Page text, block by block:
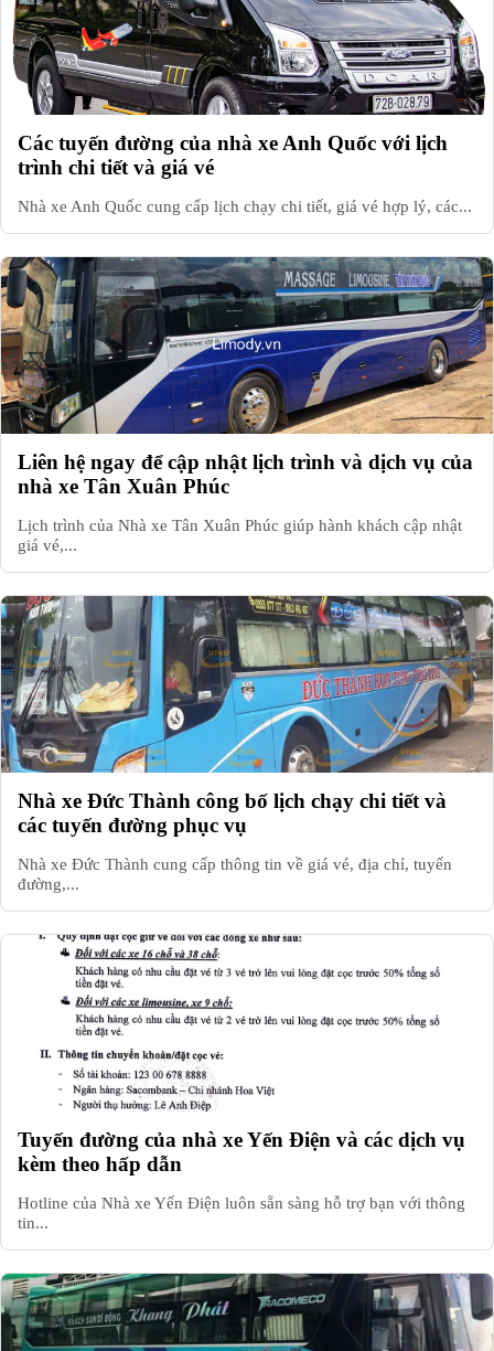
Các tuyến đường của nhà xe Anh Quốc với lịch
trình chi tiết và giá vé
Nhà xe Anh Quốc cung cấp lịch chạy chi tiết, giá vé hợp lý, các...
Liên hệ ngay để cập nhật lịch trình và dịch vụ của
nhà xe Tân Xuân Phúc
Lịch trình của Nhà xe Tân Xuân Phúc giúp hành khách cập nhật
giá vé,...
Nhà xe Đức Thành công bố lịch chạy chi tiết và
các tuyến đường phục vụ
Nhà xe Đức Thành cung cấp thông tin về giá vé, địa chỉ, tuyến
đường,...
Tuyến đường của nhà xe Yến Điện và các dịch vụ
kèm theo hấp dẫn
Hotline của Nhà xe Yến Điện luôn sẵn sàng hỗ trợ bạn với thông
tin...